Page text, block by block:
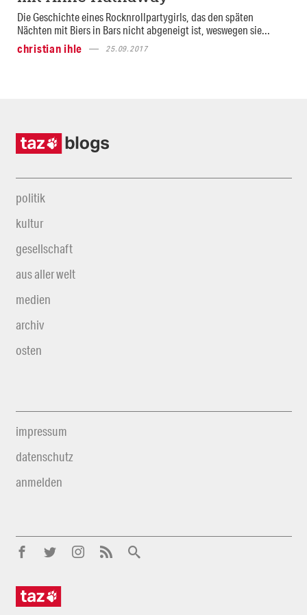
Die Geschichte eines Rocknrollpartygirls, das den späten
Nächten mit Biers in Bars nicht abgeneigt ist, weswegen sie...
christian ihle
25.09.2017
politik
kultur
gesellschaft
aus aller welt
medien
archiv
osten
impressum
datenschutz
anmelden